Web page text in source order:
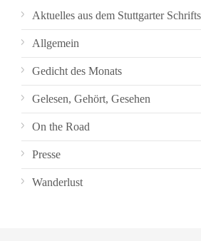
Aktuelles aus dem Stuttgarter
Allgemein
Gedicht des Monats
Gelesen, Gehört, Gesehen
On the Road
Presse
Wanderlust